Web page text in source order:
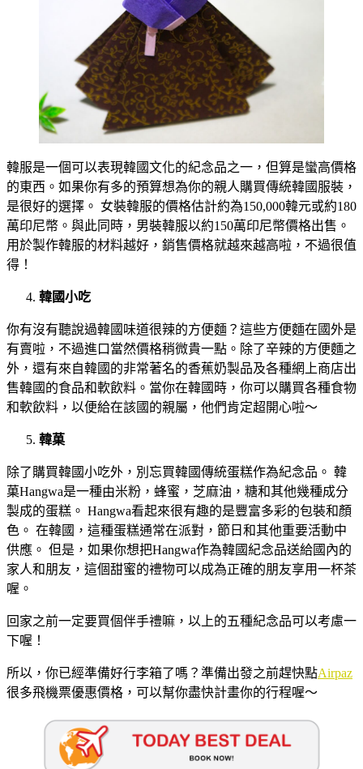
韓服是一個可以表現韓國文化的紀念品之一，但算是蠻高價格
的東西。如果你有多的預算想為你的親人購買傳統韓國服裝，
是很好的選擇。 女裝韓服的價格估計約為150,000韓元或約180
萬印尼幣。與此同時，男裝韓服以約150萬印尼幣價格出售。
用於製作韓服的材料越好，銷售價格就越來越高啦，不過很值
得！
韓國小吃
你有沒有聽說過韓國味道很辣的方便麵？這些方便麵在國外是
有賣啦，不過進口當然價格稍微貴一點。除了辛辣的方便麵之
外，還有來自韓國的非常著名的香蕉奶製品及各種網上商店出
售韓國的食品和軟飲料。當你在韓國時，你可以購買各種食物
和軟飲料，以便給在該國的親屬，他們肯定超開心啦～
韓菓
除了購買韓國小吃外，別忘買韓國傳統蛋糕作為紀念品。 韓
菓Hangwa是一種由米粉，蜂蜜，芝麻油，糖和其他幾種成分
製成的蛋糕。 Hangwa看起來很有趣的是豐富多彩的包裝和顏
色。 在韓國，這種蛋糕通常在派對，節日和其他重要活動中
供應。 但是，如果你想把Hangwa作為韓國紀念品送給國內的
家人和朋友，這個甜蜜的禮物可以成為正確的朋友享用一杯茶
喔。
回家之前一定要買個伴手禮嘛，以上的五種紀念品可以考慮一
下喔！
所以，你已經準備好行李箱了嗎？準備出發之前趕快點Airpaz
很多飛機票優惠價格，可以幫你盡快計畫你的行程喔～